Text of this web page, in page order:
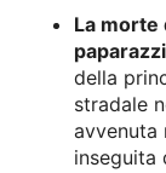
La morte
della
stradale
avvenuta
inseguita